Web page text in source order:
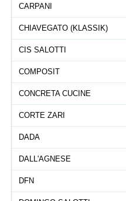
CARPANI
CHIAVEGATO (KLASSIK)
CIS SALOTTI
COMPOSIT
CONCRETA CUCINE
CORTE ZARI
DADA
DALL'AGNESE
DFN